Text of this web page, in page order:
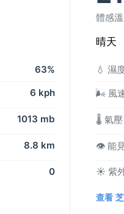
63%
6 kph
1013 mb
8.8 km
0
體感
晴天
💧 濕
🌬️ 風
🌡️ 氣壓
👁️ 能
☀️ 紫
查看